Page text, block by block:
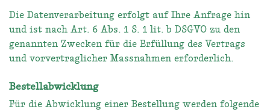
Die Datenverarbeitung erfolgt auf Ihre Anfrage hin
und ist nach Art. 6 Abs. 1 S. 1 lit. b DSGVO zu den
genannten Zwecken für die Erfüllung des Vertrags
und vorvertraglicher Massnahmen erforderlich.
Bestellabwicklung
Für die Abwicklung einer Bestellung werden folgende